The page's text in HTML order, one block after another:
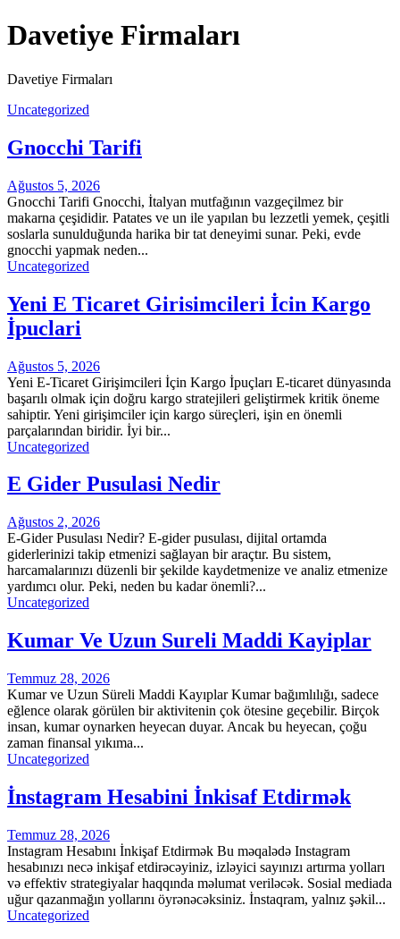
Skip
to
Davetiye Firmaları
Davetiye Firmaları
Uncategorized
Gnocchi Tarifi
Ağustos 5, 2026
Gnocchi Tarifi Gnocchi, İtalyan mutfağının vazgeçilmez bir
makarna çeşididir. Patates ve un ile yapılan bu lezzetli yemek, çeşitli
soslarla sunulduğunda harika bir tat deneyimi sunar. Peki, evde
gnocchi yapmak neden...
Uncategorized
Yeni E Ticaret Girisimcileri İcin Kargo
İpuclari
Ağustos 5, 2026
Yeni E-Ticaret Girişimcileri İçin Kargo İpuçları E-ticaret dünyasında
başarılı olmak için doğru kargo stratejileri geliştirmek kritik öneme
sahiptir. Yeni girişimciler için kargo süreçleri, işin en önemli
parçalarından biridir. İyi bir...
Uncategorized
E Gider Pusulasi Nedir
Ağustos 2, 2026
E-Gider Pusulası Nedir? E-gider pusulası, dijital ortamda
giderlerinizi takip etmenizi sağlayan bir araçtır. Bu sistem,
harcamalarınızı düzenli bir şekilde kaydetmenize ve analiz etmenize
yardımcı olur. Peki, neden bu kadar önemli?...
Uncategorized
Kumar Ve Uzun Sureli Maddi Kayiplar
Temmuz 28, 2026
Kumar ve Uzun Süreli Maddi Kayıplar Kumar bağımlılığı, sadece
eğlence olarak görülen bir aktivitenin çok ötesine geçebilir. Birçok
insan, kumar oynarken heyecan duyar. Ancak bu heyecan, çoğu
zaman finansal yıkıma...
Uncategorized
İnstagram Hesabini İnkisaf Etdirmək
Temmuz 28, 2026
Instagram Hesabını İnkişaf Etdirmək Bu məqalədə Instagram
hesabınızı necə inkişaf etdirəcəyiniz, izləyici sayınızı artırma yolları
və effektiv strategiyalar haqqında məlumat veriləcək. Sosial mediada
uğur qazanmağın yollarını öyrənəcəksiniz. İnstaqram, yalnız şəkil...
Uncategorized